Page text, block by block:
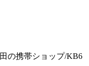
の携帯ショップ/KB6